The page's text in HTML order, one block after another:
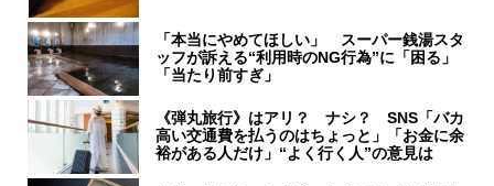
「本当にやめてほしい」 スーパー銭湯スタ
ッフが訴える“利用時のNG行為”に「困る」
「当たり前すぎ」
《弾丸旅行》はアリ？ ナシ？ SNS「バカ
高い交通費を払うのはちょっと」「お金に余
裕がある人だけ」“よく行く人”の意見は